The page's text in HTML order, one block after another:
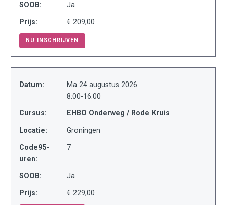
SOOB: Ja
Prijs: € 209,00
NU INSCHRIJVEN
Datum:
Ma 24 augustus 2026
8:00-16:00
Cursus: EHBO Onderweg / Rode Kruis
Locatie: Groningen
Code95-
uren:
7
SOOB: Ja
Prijs: € 229,00